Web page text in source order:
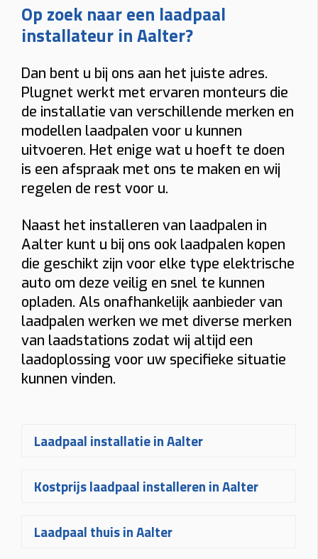
Op zoek naar een laadpaal
installateur in Aalter?
Dan bent u bij ons aan het juiste adres.
Plugnet werkt met ervaren monteurs die
de installatie van verschillende merken en
modellen laadpalen voor u kunnen
uitvoeren. Het enige wat u hoeft te doen
is een afspraak met ons te maken en wij
regelen de rest voor u.
Naast het installeren van laadpalen in
Aalter kunt u bij ons ook laadpalen kopen
die geschikt zijn voor elke type elektrische
auto om deze veilig en snel te kunnen
opladen. Als onafhankelijk aanbieder van
laadpalen werken we met diverse merken
van laadstations zodat wij altijd een
laadoplossing voor uw specifieke situatie
kunnen vinden.
Laadpaal installatie in Aalter
Een
laadpaal laten installeren in
Aaltergebeurt bij Plugnet volledig op
snel een vrijblijvendeofferte
Kostprijs laadpaal installeren in Aalter
De
prijs voor een laadpaal
installeren in Aalter
Laadpaal thuis in Aalter